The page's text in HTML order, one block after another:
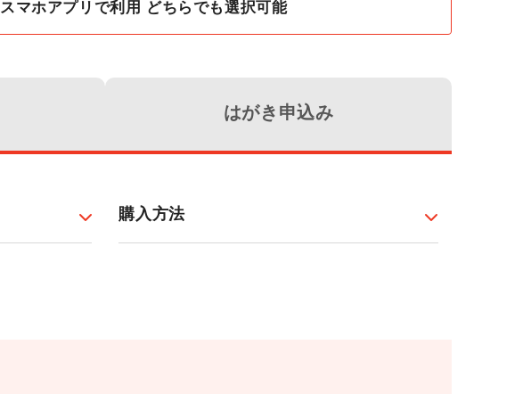
スマホアプリで利用 どちらでも選択可能
はがき申込み
購入方法